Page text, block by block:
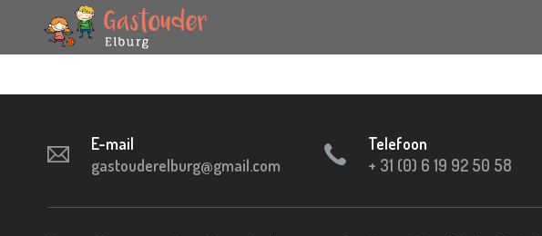
E-mail
gastouderelburg@gmail.com
Telefoon
+ 31 (0) 6 19 92 50 58